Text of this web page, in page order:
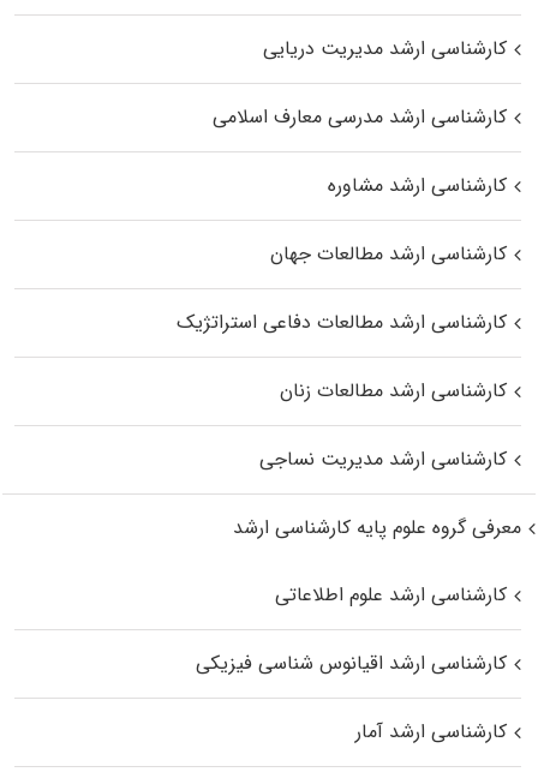
کارشناسی ارشد مدیریت دریایی
کارشناسی ارشد مدرسی معارف اسلامی
کارشناسی ارشد مشاوره
کارشناسی ارشد مطالعات جهان
کارشناسی ارشد مطالعات دفاعی استراتژیک
کارشناسی ارشد مطالعات زنان
کارشناسی ارشد مدیریت نساجی
معرفی گروه علوم پایه کارشناسی ارشد
کارشناسی ارشد علوم اطلاعاتی
کارشناسی ارشد اقیانوس‌ شناسی فیزیکی
کارشناسی ارشد آمار